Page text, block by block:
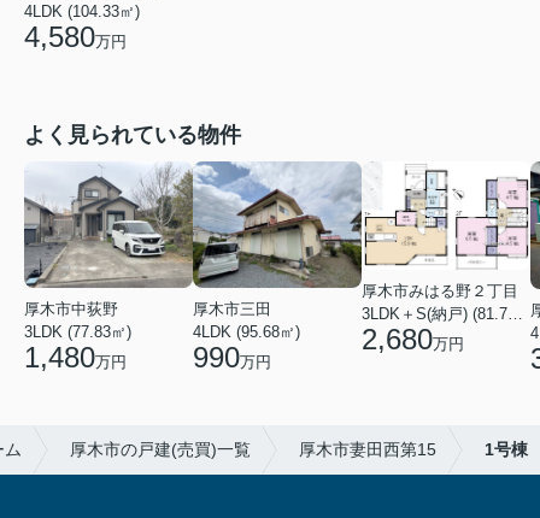
4LDK (104.33㎡)
4,580万円
よく見られている物件
厚木市中荻野
3LDK (77.83㎡)
1,480万円
厚木市三田
4LDK (95.68㎡)
990万円
厚木市みはる野２丁目
3LDK＋S(納戸) (81.79㎡)
2,680万円
厚木市の戸建(売買)一覧 厚木市妻田西第15 1号棟